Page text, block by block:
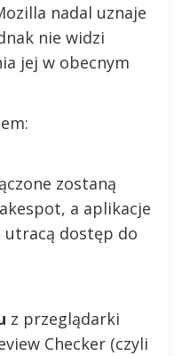
nadal uznaje
nie widzi
jej w obecnym
zostaną
a aplikacje
utracą dostęp do
z przeglądarki
Checker (czyli